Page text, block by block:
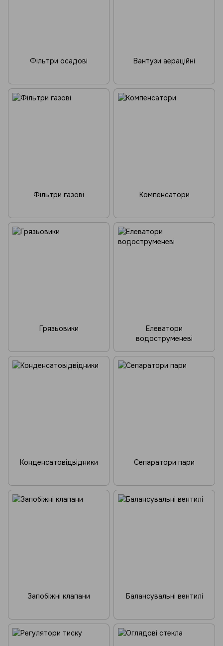
Фільтри осадові Вантузи аераційні
Фільтри газові Компенсатори
Грязьовики
Елеватори
водоструменеві
Конденсатовідвідники Сепаратори пари
Запобіжні клапани Балансувальні вентилі